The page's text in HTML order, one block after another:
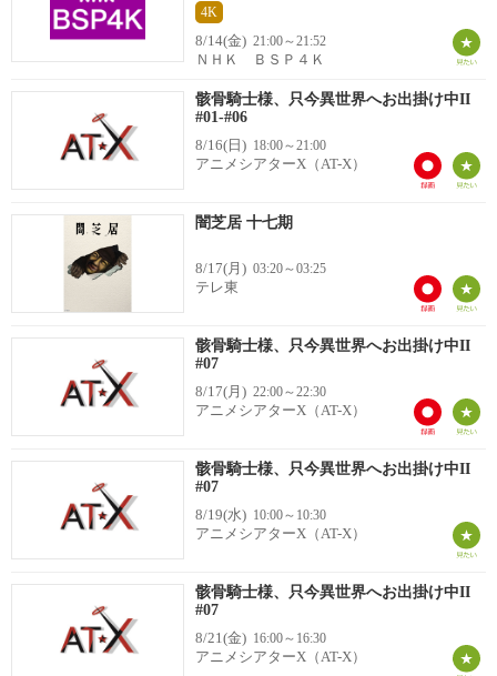
4K
8/14(金) 21:00～21:52
ＮＨＫ ＢＳＰ４Ｋ
骸骨騎士様、只今異世界へお出掛け中II
#01-#06
8/16(日) 18:00～21:00
アニメシアターX（AT-X）
闇芝居 十七期
8/17(月) 03:20～03:25
テレ東
骸骨騎士様、只今異世界へお出掛け中II
#07
8/17(月) 22:00～22:30
アニメシアターX（AT-X）
骸骨騎士様、只今異世界へお出掛け中II
#07
8/19(水) 10:00～10:30
アニメシアターX（AT-X）
骸骨騎士様、只今異世界へお出掛け中II
#07
8/21(金) 16:00～16:30
アニメシアターX（AT-X）